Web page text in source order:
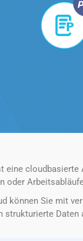
eine
oder
können Sie mit
Daten